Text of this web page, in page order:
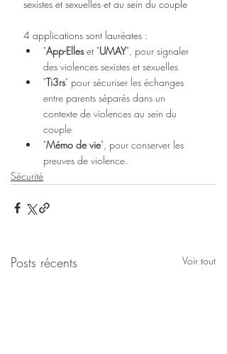
sexistes et sexuelles et au sein du couple
4 applications sont lauréates :
"App-Elles et "UMAY", pour signaler
des violences sexistes et sexuelles
"Ti3rs" pour sécuriser les échanges
entre parents séparés dans un
contexte de violences au sein du
couple
"Mémo de vie", pour conserver les
preuves de violence.
Sécurité
Posts récents Voir tout